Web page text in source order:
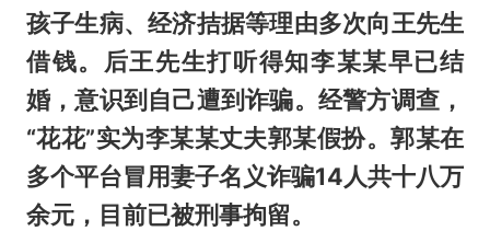
孩子生病、经济拮据等理由多次向王先生
借钱。后王先生打听得知李某某早已结
婚，意识到自己遭到诈骗。经警方调查，
“花花”实为李某某丈夫郭某假扮。郭某在
多个平台冒用妻子名义诈骗14人共十八万
余元，目前已被刑事拘留。